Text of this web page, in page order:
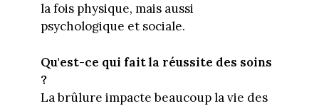
la fois physique, mais aussi
psychologique et sociale.
Qu'est-ce qui fait la réussite des soins
?
La brûlure impacte beaucoup la vie des